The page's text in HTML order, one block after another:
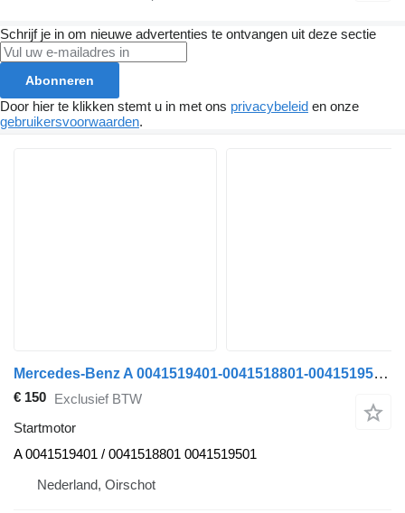
Schrijf je in om nieuwe advertenties te ontvangen uit deze sectie
Abonneren
Door hier te klikken stemt u in met ons privacybeleid en onze
gebruikersvoorwaarden.
Mercedes-Benz A 0041519401-0041518801-0041519501 Starter 81392001 24V/6.2KW Re startmotor voor Mercedes-Benz ACTROS MP1 / MP2 / MP3 vrachtwagen
€ 150 Exclusief BTW
Startmotor
A 0041519401 / 0041518801 0041519501
Nederland, Oirschot